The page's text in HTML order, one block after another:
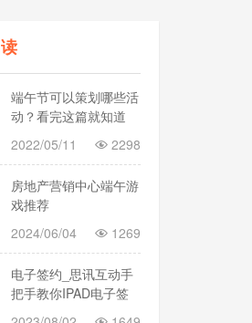
端午节可以策划哪些活
动？看完这篇就知道
2022/05/11 2298
房地产营销中心端午游
戏推荐
2024/06/04
1269
电子签约_思讯互动手
把手教你IPAD电子签
约投屏签约仪式创建教